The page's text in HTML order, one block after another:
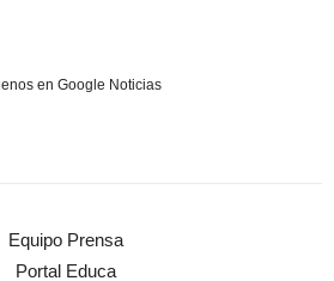
en Google Noticias
Equipo Prensa
Portal Educa